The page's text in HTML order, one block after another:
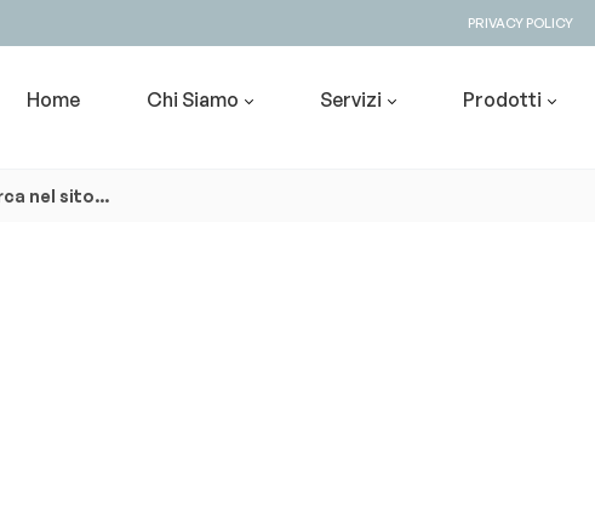
PRIVACY POLICY
Home Chi Siamo Servizi Prodotti